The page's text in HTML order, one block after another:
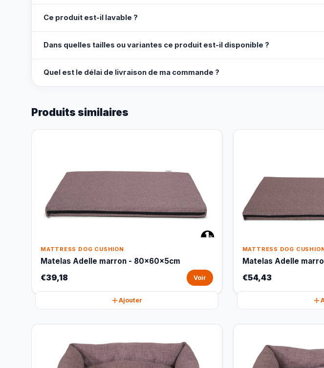
Ce produit est-il lavable ?
Dans quelles tailles ou variantes ce produit est-il disponible ?
Quel est le délai de livraison de ma commande ?
Produits similaires
MATTRESS DOG CUSHION
Matelas Adelle marron - 80x60x5cm
€39,18 Voir
Ajouter
MATTRESS DOG
Matelas Adelle
€54,43